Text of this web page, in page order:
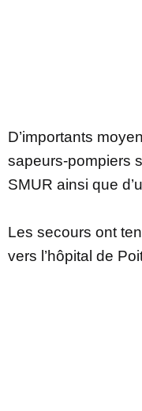
D’importants
sapeurs-pompiers
SMUR ainsi que
Les secours ont
vers l’hôpital de